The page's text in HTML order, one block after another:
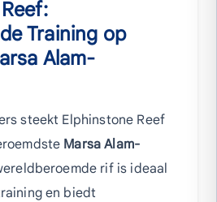
Training op
Alam-
steekt Elphinstone Reef
Marsa Alam-
rif is ideaal
en biedt